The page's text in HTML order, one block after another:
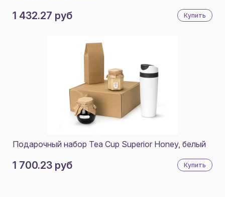
1 432.27 руб Купить
Подарочный набор Tea Cup Superior Honey, белый
1 700.23 руб Купить